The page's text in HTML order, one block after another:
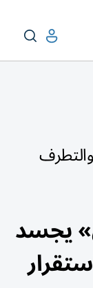
والتطرف
يجسد